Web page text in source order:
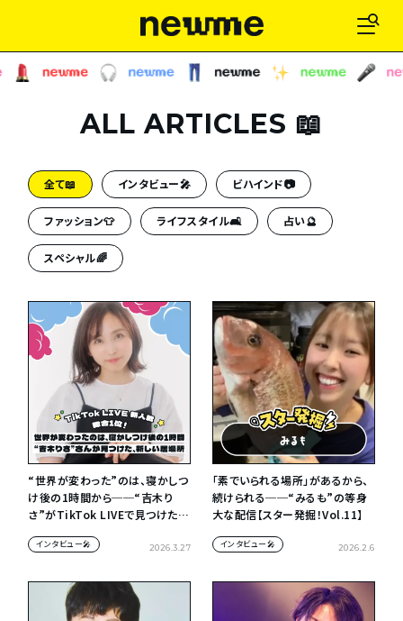
ALL ARTICLES 📖
全て📖 インタビュー🎤 ビハインド📷
ファッション👕 ライフスタイル🛋 占い🔮
スペシャル🌈
“世界が変わった”のは、寝かしつ
け後の1時間から──“吉木り
さ”がTikTok LIVEで見つけた、
人戦 Vol.2】
インタビュー🎤 2026.3.27
「素でいられる場所」があるから、
続けられる──“みるも”の等身
大な配信【スター発掘！Vol.11】
インタビュー🎤 2026.2.6